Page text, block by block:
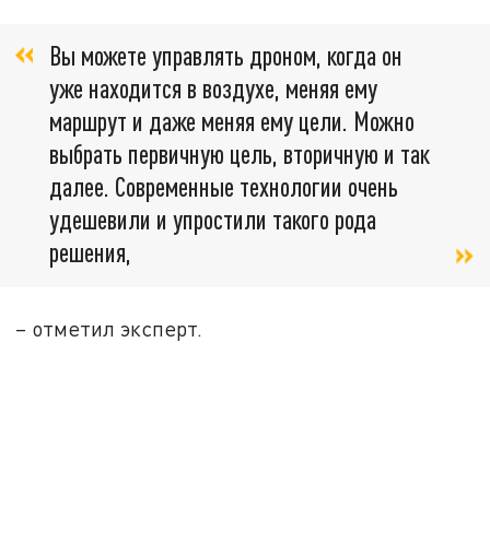
Вы можете управлять дроном, когда он
уже находится в воздухе, меняя ему
маршрут и даже меняя ему цели. Можно
выбрать первичную цель, вторичную и так
далее. Современные технологии очень
удешевили и упростили такого рода
решения,
– отметил эксперт.